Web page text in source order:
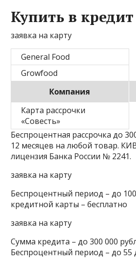
Купить в кредит
заявка на карту
General Food
Growfood
Компания
Карта рассрочки
«Совесть»
Беспроцентная рассрочка до
12 месяцев на любой товар.
лицензия Банка России № 2241.
заявка на карту
Беспроцентный период – до
кредитной карты – бесплатно
заявка на карту
Сумма кредита – до 300 000
Беспроцентный период – до 55